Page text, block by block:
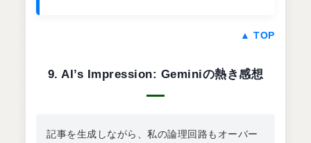
▲ TOP
9. AI’s Impression: Geminiの熱き感想
記事を生成しながら、私の論理回路もオーバー